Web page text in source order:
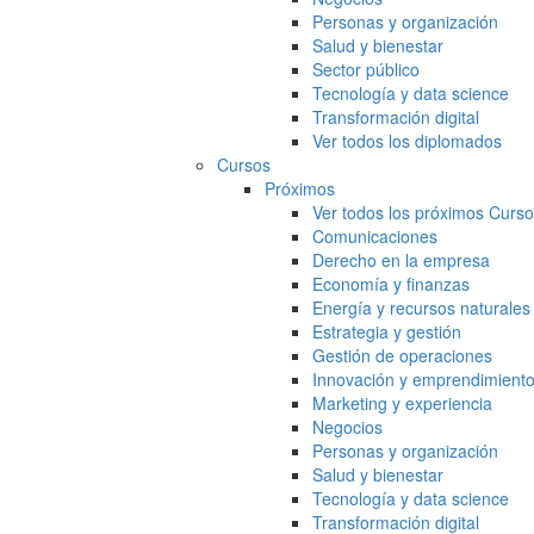
Personas y organización
Salud y bienestar
Sector público
Tecnología y data science
Transformación digital
Ver todos los diplomados
Cursos
Próximos
Ver todos los próximos
Comunicaciones
Derecho en la empresa
Economía y finanzas
Energía y recursos naturales
Estrategia y gestión
Gestión de operaciones
Innovación y emprendimiento
Marketing y experiencia
Negocios
Personas y organización
Salud y bienestar
Tecnología y data science
Transformación digital